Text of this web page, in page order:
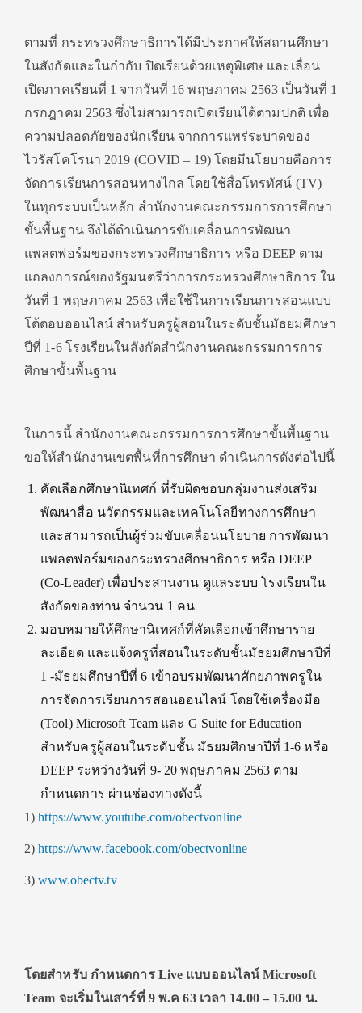
ตามที่ กระทรวงศึกษาธิการได้มีประกาศให้สถานศึกษา
ในสังกัดและในกำกับ ปิดเรียนด้วยเหตุพิเศษ และเลื่อน
เปิดภาคเรียนที่ 1 จากวันที่ 16 พฤษภาคม 2563 เป็นวันที่ 1
กรกฎาคม 2563 ซึ่งไม่สามารถเปิดเรียนได้ตามปกติ เพื่อ
ความปลอดภัยของนักเรียน จากการแพร่ระบาดของ
ไวรัสโคโรนา 2019 (COVID – 19) โดยมีนโยบายคือการ
จัดการเรียนการสอนทางไกล โดยใช้สื่อโทรทัศน์ (TV)
ในทุกระบบเป็นหลัก สำนักงานคณะกรรมการการศึกษา
ขั้นพื้นฐาน จึงได้ดำเนินการขับเคลื่อนการพัฒนา
แพลตฟอร์มของกระทรวงศึกษาธิการ หรือ DEEP ตาม
แถลงการณ์ของรัฐมนตรีว่าการกระทรวงศึกษาธิการ ใน
วันที่ 1 พฤษภาคม 2563 เพื่อใช้ในการเรียนการสอนแบบ
โต้ตอบออนไลน์ สำหรับครูผู้สอนในระดับชั้นมัธยมศึกษา
ปีที่ 1-6 โรงเรียนในสังกัดสำนักงานคณะกรรมการการ
ศึกษาขั้นพื้นฐาน
ในการนี้ สำนักงานคณะกรรมการการศึกษาขั้นพื้นฐาน
ขอให้สำนักงานเขตพื้นที่การศึกษา ดำเนินการดังต่อไปนี้
คัดเลือกศึกษานิเทศก์ ที่รับผิดชอบกลุ่มงานส่งเสริม
พัฒนาสื่อ นวัตกรรมและเทคโนโลยีทางการศึกษา
และสามารถเป็นผู้ร่วมขับเคลื่อนนโยบาย การพัฒนา
แพลตฟอร์มของกระทรวงศึกษาธิการ หรือ DEEP
(Co-Leader) เพื่อประสานงาน ดูแลระบบ โรงเรียนใน
สังกัดของท่าน จำนวน 1 คน
มอบหมายให้ศึกษานิเทศก์ที่คัดเลือกเข้าศึกษาราย
ละเอียด และแจ้งครูที่สอนในระดับชั้นมัธยมศึกษาปีที่
1 -มัธยมศึกษาปีที่ 6 เข้าอบรมพัฒนาศักยภาพครูใน
การจัดการเรียนการสอนออนไลน์ โดยใช้เครื่องมือ
(Tool) Microsoft Team และ G Suite for Education
สำหรับครูผู้สอนในระดับชั้น มัธยมศึกษาปีที่ 1-6 หรือ
DEEP ระหว่างวันที่ 9- 20 พฤษภาคม 2563 ตาม
กำหนดการ ผ่านช่องทางดังนี้
1)https://www.youtube.com/obectvonline
2)https://www.facebook.com/obectvonline
3)www.obectv.tv
โดยสำหรับ กําหนดการ Live แบบออนไลน์ Microsoft
Team จะเริ่มในเสาร์ที่ 9 พ.ค 63 เวลา 14.00 – 15.00 น.